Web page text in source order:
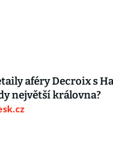
aféry Decroix s
největší královna?